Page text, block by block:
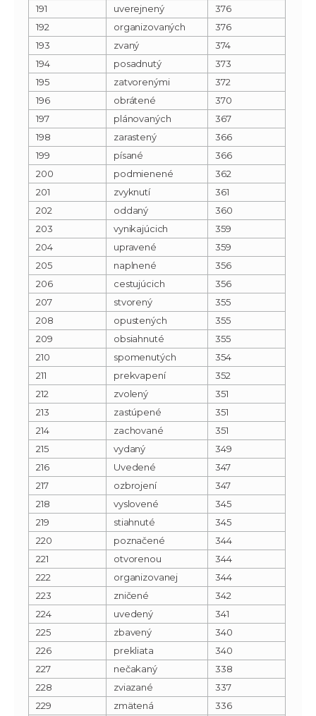
191
uverejnený
376
192
organizovaných
376
193
zvaný
374
194
posadnutý
373
195
zatvorenými
372
196
obrátené
370
197
plánovaných
367
198
zarastený
366
199
písané
366
200
podmienené
362
201
zvyknutí
361
202
oddaný
360
203
vynikajúcich
359
204
upravené
359
205
naplnené
356
206
cestujúcich
356
207
stvorený
355
208
opustených
355
209
obsiahnuté
355
210
spomenutých
354
211
prekvapení
352
212
zvolený
351
213
zastúpené
351
214
zachované
351
215
vydaný
349
216
Uvedené
347
217
ozbrojení
347
218
vyslovené
345
219
stiahnuté
345
220
poznačené
344
221
otvorenou
344
222
organizovanej
344
223
zničené
342
224
uvedený
341
225
zbavený
340
226
prekliata
340
227
nečakaný
338
228
zviazané
337
229
zmätená
336